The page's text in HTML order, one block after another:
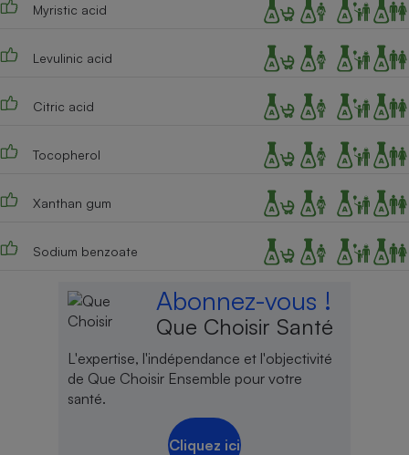
Myristic acid
Levulinic acid
Citric acid
Tocopherol
Xanthan gum
Sodium benzoate
Abonnez-vous !
Que Choisir Santé
L'expertise, l'indépendance et l'objectivité
de Que Choisir Ensemble pour votre
santé.
Cliquez ici